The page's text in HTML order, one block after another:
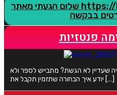
שלום הגעתי מאתר https://hasfaniyot.com/ אפשר
פנטזיות
שעדיין לא הגשת? מתבייש לספר ולא
יודע איך הבחורה שתזמין תקבל את […]